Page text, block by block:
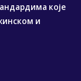
које
и